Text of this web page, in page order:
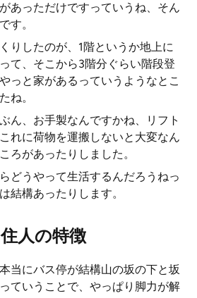
あっただけですっていうね、そん
す。
りしたのが、1階というか地上に
て、そこから3階分ぐらい階段登
っと家があるっていうようなとこ
ね。
ん、お手製なんですかね、リフト
れに荷物を運搬しないと大変なん
ろがあったりしました。
どうやって生活するんだろうねっ
結構あったりします。
人の特徴
当にバス停が結構山の坂の下と坂
ていうことで、やっぱり脚力が解